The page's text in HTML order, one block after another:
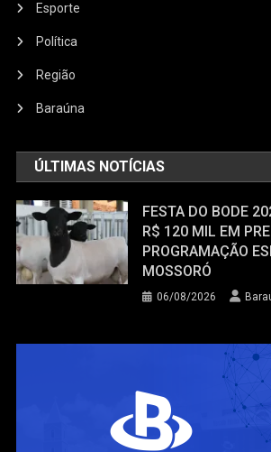
Esporte
Política
Região
Baraúna
ÚLTIMAS NOTÍCIAS
FESTA DO BODE
R$ 120 MIL EM
PROGRAMAÇÃO
MOSSORÓ
06/08/2026